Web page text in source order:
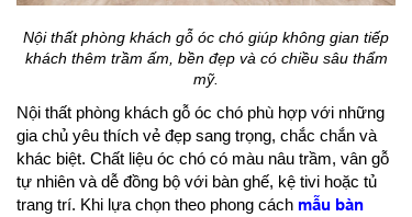
Nội thất phòng khách gỗ óc chó giúp không gian tiếp
khách thêm trầm ấm, bền đẹp và có chiều sâu thẩm
mỹ.
Nội thất phòng khách gỗ óc chó phù hợp với những
gia chủ yêu thích vẻ đẹp sang trọng, chắc chắn và
khác biệt. Chất liệu óc chó có màu nâu trầm, vân gỗ
tự nhiên và dễ đồng bộ với bàn ghế, kệ tivi hoặc tủ
trang trí. Khi lựa chọn theo phong cách mẫu bàn